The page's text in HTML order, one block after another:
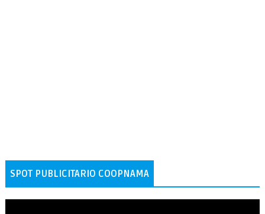
SPOT PUBLICITARIO COOPNAMA